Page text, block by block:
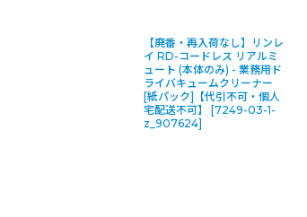
【廃番・再入荷なし】リンレ
イ RD-コードレス リアルミ
ュート (本体のみ) - 業務用ド
ライバキュームクリーナー
[紙パック]【代引不可・個人
宅配送不可】
[7249-03-1-
z_907624]